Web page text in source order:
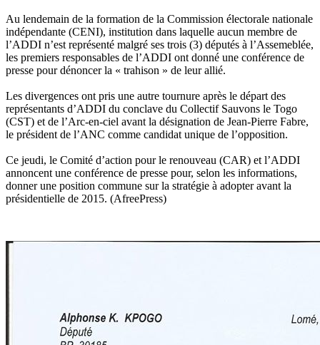
Au lendemain de la formation de la Commission électorale nationale
indépendante (CENI), institution dans laquelle aucun membre de
l’ADDI n’est représenté malgré ses trois (3) députés à l’Assemeblée,
les premiers responsables de l’ADDI ont donné une conférence de
presse pour dénoncer la « trahison » de leur allié.
Les divergences ont pris une autre tournure après le départ des
représentants d’ADDI du conclave du Collectif Sauvons le Togo
(CST) et de l’Arc-en-ciel avant la désignation de Jean-Pierre Fabre,
le président de l’ANC comme candidat unique de l’opposition.
Ce jeudi, le Comité d’action pour le renouveau (CAR) et l’ADDI
annoncent une conférence de presse pour, selon les informations,
donner une position commune sur la stratégie à adopter avant la
présidentielle de 2015. (AfreePress)